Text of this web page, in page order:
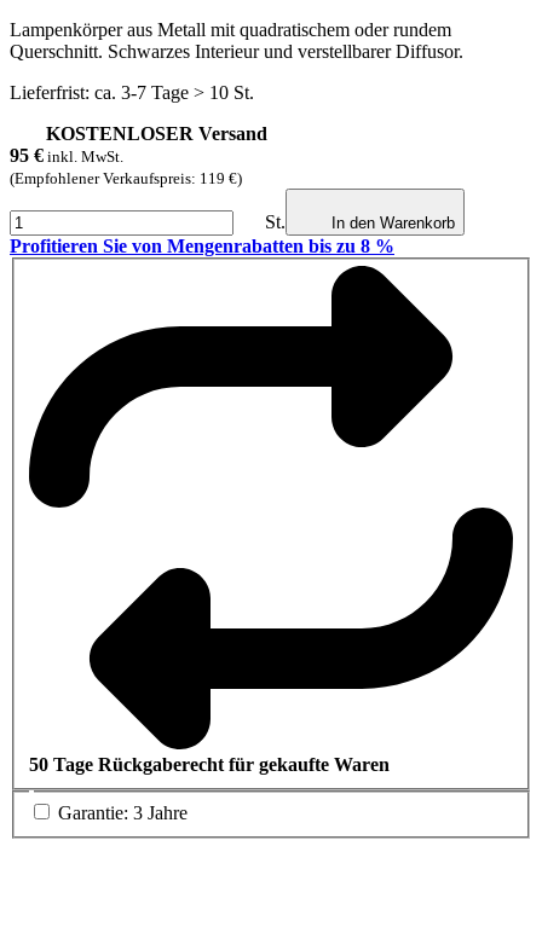
Lampenkörper aus Metall mit quadratischem oder rundem
Querschnitt. Schwarzes Interieur und verstellbarer Diffusor.
Lieferfrist: ca. 3-7 Tage > 10 St.
KOSTENLOSER Versand
95 € inkl. MwSt.
(Empfohlener Verkaufspreis: 119 €)
St. In den Warenkorb
Profitieren Sie von Mengenrabatten bis zu 8 %
50 Tage Rückgaberecht für gekaufte Waren
Garantie: 3 Jahre